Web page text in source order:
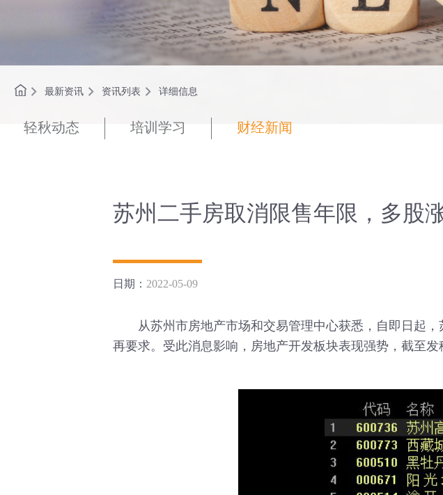
最新资讯 资讯列表 详细信息
轻秋动态 培训学习 财经新闻
苏州二手房取消限售年限，多股
日期： 2022-05-09
从苏州市房地产市场和交易管理中心获悉，自即日起，
再要求。受此消息影响，房地产开发板块表现强势，截至